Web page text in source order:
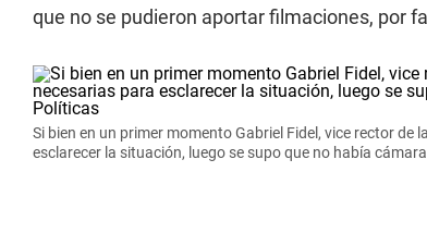
que no se pudieron aportar filmaciones, por
Si bien en un primer momento Gabriel Fidel, vice rector
esclarecer la situación, luego se supo que no había